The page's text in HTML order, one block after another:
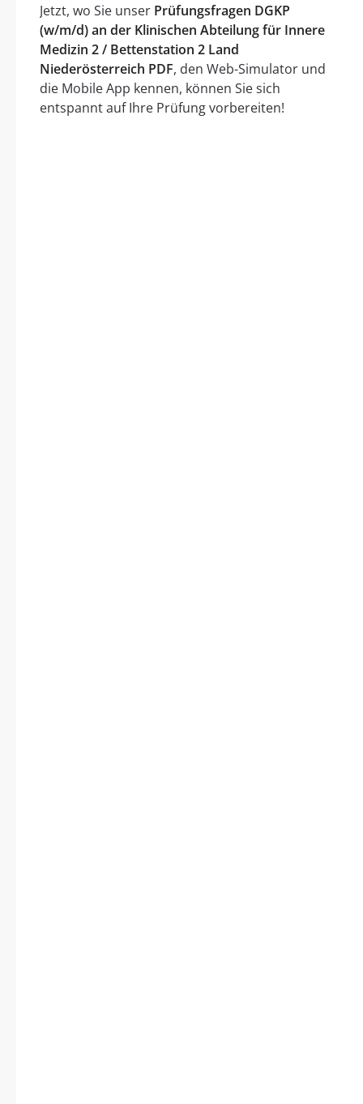
Jetzt, wo Sie unser Prüfungsfragen DGKP
(w/m/d) an der Klinischen Abteilung für Innere
Medizin 2 / Bettenstation 2 Land
Niederösterreich PDF, den Web-Simulator und
die Mobile App kennen, können Sie sich
entspannt auf Ihre Prüfung vorbereiten!